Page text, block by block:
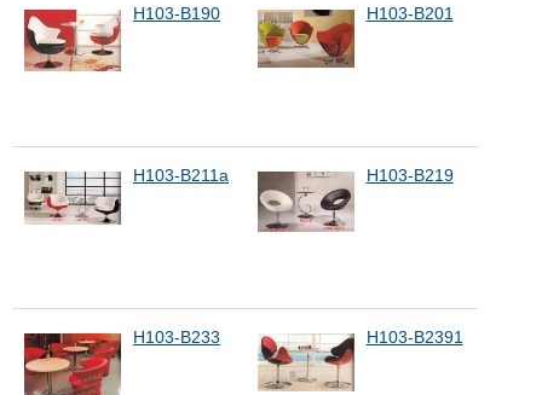
H103-B190 H103-B201
H103-B211a H103-B219
H103-B233 H103-B2391